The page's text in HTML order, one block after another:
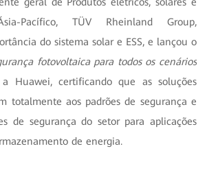
Pacífico, TÜV Rheinland Group,
do sistema solar e ESS, e lançou o
fotovoltaica para todos os cenários
Huawei, certificando que as soluções
totalmente aos padrões de segurança e
de segurança do setor para aplicações
de energia.